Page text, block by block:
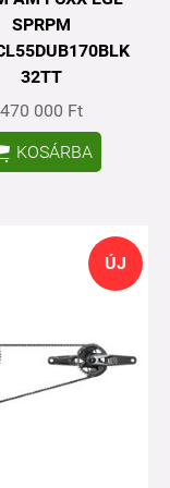
SPRPM
32TT
470 000 Ft
KOSÁRBA
ÚJ